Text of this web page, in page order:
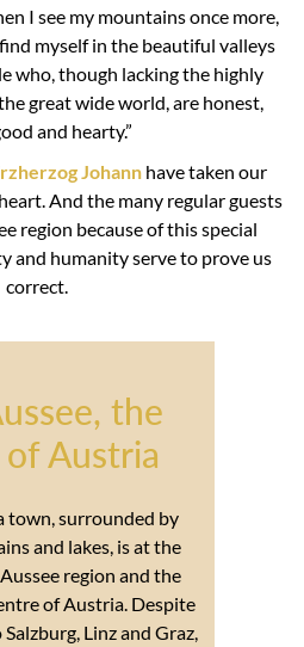
I see my mountains once more,
myself in the beautiful valleys
who, though lacking the highly
great wide world, are honest,
and hearty.”
Johann have taken our
And the many regular guests
region because of this special
and humanity serve to prove us
correct.
the
Austria
town, surrounded by
and lakes, is at the
region and the
of Austria. Despite
Linz and Graz,